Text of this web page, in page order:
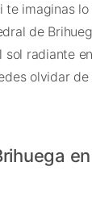
te imaginas
de
sol radiante
olvidar